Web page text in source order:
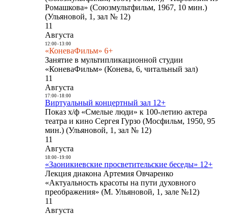
Ромашкова» (Союзмультфильм, 1967, 10 мин.)
(Ульяновой, 1, зал № 12)
11
Августа
12:00- 13:00
«КоневаФильм» 6+
Занятие в мультипликационной студии
«КоневаФильм» (Конева, 6, читальный зал)
11
Августа
17:00- 18:00
Виртуальный концертный зал 12+
Показ х/ф «Смелые люди» к 100-летию актера
театра и кино Сергея Гурзо (Мосфильм, 1950, 95
мин.) (Ульяновой, 1, зал № 12)
11
Августа
18:00- 19:00
«Заоникиевские просветительские беседы» 12+
Лекция диакона Артемия Овчаренко
«Актуальность красоты на пути духовного
преображения» (М. Ульяновой, 1, зале №12)
11
Августа